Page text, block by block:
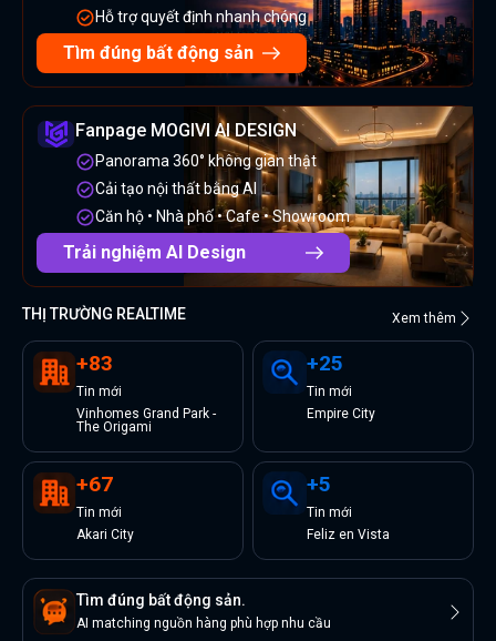
Hỗ trợ quyết định nhanh chóng
Tìm đúng bất động sản
Fanpage MOGIVI AI DESIGN
Panorama 360° không gian thật
Cải tạo nội thất bằng AI
Căn hộ • Nhà phố • Cafe • Showroom
Trải nghiệm AI Design
THỊ TRƯỜNG REALTIME Xem thêm
+83
Tin mới
Vinhomes Grand Park -
The Origami
+25
Tin mới
Empire City
+67
Tin mới
Akari City
+5
Tin mới
Feliz en Vista
Tìm đúng bất động sản.
AI matching nguồn hàng phù hợp nhu cầu